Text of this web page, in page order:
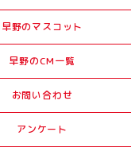
早野のマスコット
早野のCM一覧
お問い合わせ
アンケート